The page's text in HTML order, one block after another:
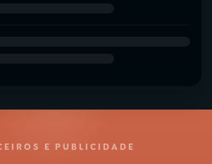
E PUBLICIDADE